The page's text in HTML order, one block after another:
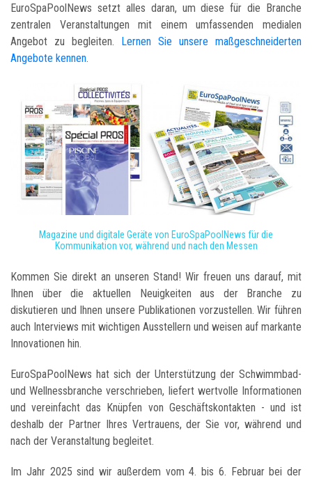
EuroSpaPoolNews setzt alles daran, um diese für die Branche
zentralen Veranstaltungen mit einem umfassenden medialen
Angebot zu begleiten. Lernen Sie unsere maßgeschneiderten
Angebote kennen
Magazine und digitale Geräte von EuroSpaPoolNews für die
Kommunikation vor, während und nach den Messen
Kommen Sie direkt an unseren Stand! Wir freuen uns darauf, mit
Ihnen über die aktuellen Neuigkeiten aus der Branche zu
diskutieren und Ihnen unsere Publikationen vorzustellen. Wir führen
auch Interviews mit wichtigen Ausstellern und weisen auf markante
Innovationen hin.
EuroSpaPoolNews hat sich der Unterstützung der Schwimmbad-
und Wellnessbranche verschrieben, liefert wertvolle Informationen
und vereinfacht das Knüpfen von Geschäftskontakten - und ist
deshalb der Partner Ihres Vertrauens, der Sie vor, während und
nach der Veranstaltung begleitet.
Im Jahr 2025 sind wir außerdem vom 4. bis 6. Februar bei der